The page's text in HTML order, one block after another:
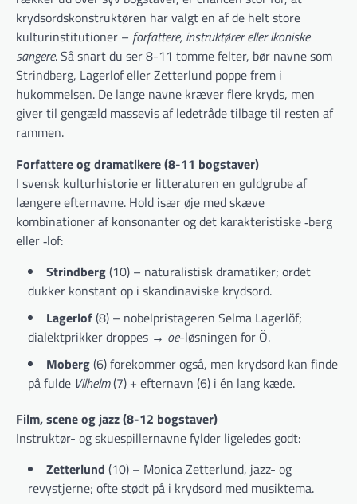
krydsordskonstruktøren har valgt en af de helt store
kulturinstitutioner – forfattere, instruktører eller ikoniske
sangere. Så snart du ser 8-11 tomme felter, bør navne som
Strindberg, Lagerlof eller Zetterlund poppe frem i
hukommelsen. De lange navne kræver flere kryds, men
giver til gengæld massevis af ledetråde tilbage til resten af
rammen.
Forfattere og dramatikere (8-11 bogstaver)
I svensk kulturhistorie er litteraturen en guldgrube af
længere efternavne. Hold især øje med skæve
kombinationer af konsonanter og det karakteristiske ‑berg
eller ‑lof:
Strindberg(10) – naturalistisk dramatiker; ordet
dukker konstant op i skandinaviske krydsord.
Lagerlof(8) – nobelpristageren Selma Lagerlöf;
dialektprikker droppes → oe-løsningen for Ö.
Moberg(6) forekommer også, men krydsord kan finde
på fulde Vilhelm(7) + efternavn (6) i én lang kæde.
Film, scene og jazz (8-12 bogstaver)
Instruktør- og skuespillernavne fylder ligeledes godt:
Zetterlund (10) – Monica Zetterlund, jazz- og
revystjerne; ofte stødt på i krydsord med musiktema.